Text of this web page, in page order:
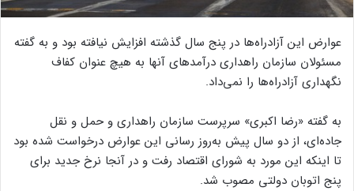
عوارض این آزادراه‌ها در پنج سال گذشته افزایش نیافته بود و به گفته
مسئولان سازمان راهداری درآمدهای آنها به هیچ عنوان کفاف
نگهداری آزادراه‌ها را نمی‌داد.
به گفته «رضا اکبری» سرپرست سازمان راهداری و حمل و نقل
جاده‌ای، از دو سال پیش به‌روز رسانی این عوارض درخواست شده بود
تا اینکه این مورد به شورای اقتصاد رفت و در آنجا نرخ جدید برای
پنج اتوبان دولتی مصوب شد.